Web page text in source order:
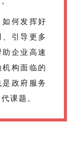
何发挥好
引导更多
企业高速
构面临的
政府服务
课题。